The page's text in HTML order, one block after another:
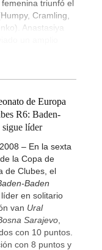
triunfó el
Cramling,
Anastasiya
de Europa
R6: Baden-
sigue líder
– En la sexta
la Copa de
de Clubes, el
Baden
en solitario
van Ural
Sarajevo
con 10 puntos.
con 8 puntos y